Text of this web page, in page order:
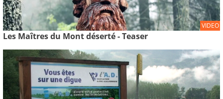
VIDEO
Les Maîtres du Mont déserté - Teaser